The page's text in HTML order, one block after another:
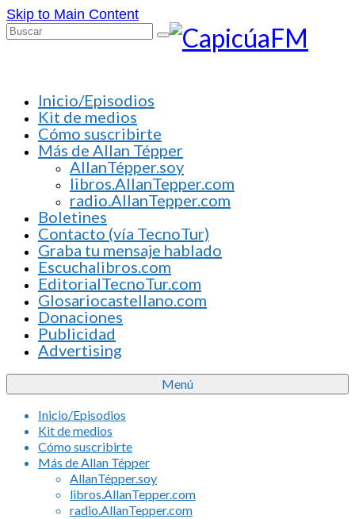
Skip to Main Content
Buscar
Inicio/Episodios
Kit de medios
Cómo suscribirte
Más de Allan Tépper
AllanTépper.soy
libros.AllanTepper.com
radio.AllanTepper.com
Boletines
Contacto (vía TecnoTur)
Graba tu mensaje hablado
Escuchalibros.com
EditorialTecnoTur.com
Glosariocastellano.com
Donaciones
Publicidad
Advertising
Menú
Inicio/Episodios
Kit de medios
Cómo suscribirte
Más de Allan Tépper
AllanTépper.soy
libros.AllanTepper.com
radio.AllanTepper.com